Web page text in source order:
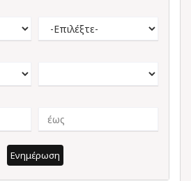
Ενημέρωση